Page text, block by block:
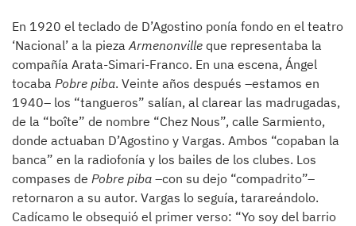
En 1920 el teclado de D’Agostino ponía fondo en el teatro
‘Nacional’ a la piezaArmenonville que representaba la
compañía Arata-Simari-Franco. En una escena, Ángel
tocaba Pobre piba. Veinte años después –estamos en
1940– los “tangueros” salían, al clarear las madrugadas,
de la “boîte” de nombre “Chez Nous”, calle Sarmiento,
donde actuaban D’Agostino y Vargas. Ambos “copaban la
banca” en la radiofonía y los bailes de los clubes. Los
compases de Pobre piba –con su dejo “compadrito”–
retornaron a su autor. Vargas lo seguía, tarareándolo.
Cadícamo le obsequió el primer verso: “Yo soy del barrio